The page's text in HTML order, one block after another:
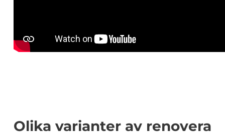
Olika varianter av renovera